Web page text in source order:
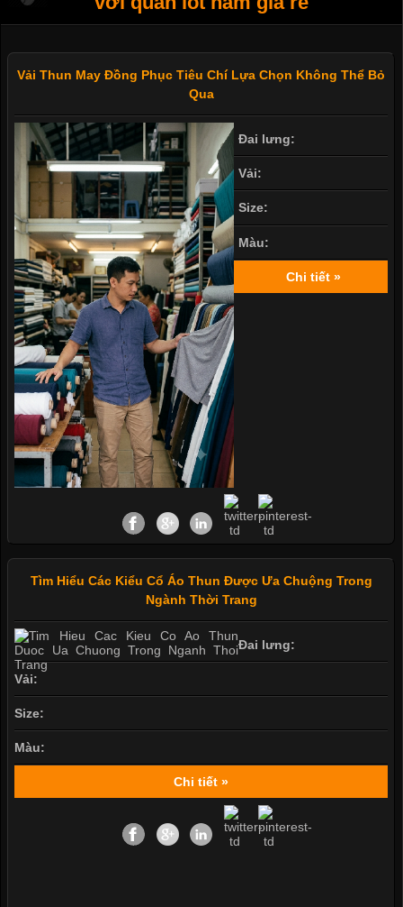
Vải Thun May Đồng Phục Tiêu Chí Lựa Chọn Không Thể Bỏ
Qua
Đai lưng:
Vải:
Size:
Màu:
Chi tiết »
Tìm Hiểu Các Kiểu Cổ Áo Thun Được Ưa Chuộng Trong
Ngành Thời Trang
Đai lưng:
Vải:
Size:
Màu:
Chi tiết »